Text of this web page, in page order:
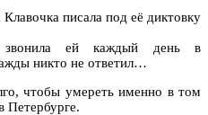
писала под её диктовку
звонила ей каждый день в
никто не ответил…
чтобы умереть именно в том
Петербурге.